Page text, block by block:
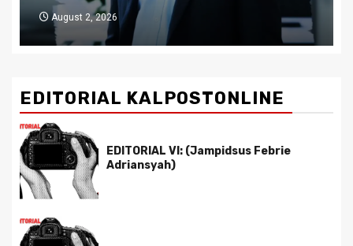
July 29, 2026
EDITORIAL KALPOSTONLINE
EDITORIAL VI: (Jampidsus Febrie
Adriansyah)